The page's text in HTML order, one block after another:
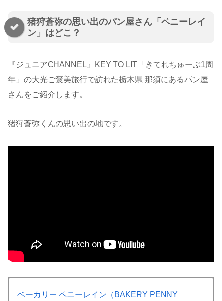
猪狩蒼弥の思い出のパン屋さん「ペニーレイ
ン」はどこ？
『ジュニアCHANNEL』KEY TO LIT「きてれちゅーぶ1周
年」の大光ご褒美旅行で訪れた栃木県 那須にあるパン屋
さんをご紹介します。
猪狩蒼弥くんの思い出の地です。
ベーカリー ペニーレイン（BAKERY PENNY